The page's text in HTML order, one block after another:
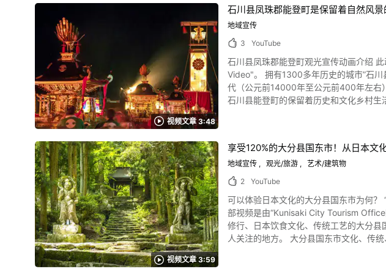
下妻市的热闹活动 照片：大宝八幡宫 视频1:42起可观看到在茨城县下妻市大宝八幡宫9月举办的Tabanka祭（松明祭），其作为奇祭也是非常受瞩目
的人气火祭。 大宝八幡宫配合初夏的紫阳花祭，还会举办
市烟花大会和立春前一天撒豆子等这些
城县下妻市的极品美食。 要是前往下妻市观光旅行的话，可去公路休息站下妻购买蔬菜、海鲜和当地产啤酒，还可品尝名物纳豆和梨子等。 午餐时
间来一碗当地的拉面也能成为美好的回忆呢。 茨城县下妻市的PR视频介绍总结 茨城县下妻市因根据大紫蛱蝶而创作出的轻
“Simonchan”而备受瞩目，是很有魅力的地区。 这里还有以永旺商场为主的购物景点，为观光游客和当地客人带来方便。 浏览
果对茨城县下妻市感兴趣，就请前来观光旅行吧。 【官方网站】下妻市 市役所网站 https://www-city-
视频文章 3:48
石川县凤珠郡能登町是保留着自然风
地域宣传
3
YouTube
石川县凤珠郡能登町观光宣传动画介绍
Video"。 拥有1300多年历史的城市”石
代（公元前14000年至公元前400年左右）。 历
石川县能登町的保留着历史和文化乡村生活。 日本引以为豪的世界农业遗产，能登〜轮岛的景点 照片：石川县・白米千枚田 石川县能登
Okunoto Toroko铁路"诺托罗"是一条从恋路站到宗玄隧道的约350米长
到珠洲方向约4公里的路段，有一条"丹参之道"，
岸，有一个”幸福锺”，传说当情侣们敲响时，幸福就会到来
盛大的祭典活动，有大旗和五色的旗组成，悬挂着
节"等，抬着神轿和巨型灯笼在城里游行，晚上则在灯笼的正上方燃放烟火。
把神轿摔到地上，再扔进河里，让神明净化它。 此外，石川县能登町还有”恋路火祭り””にわか祭り””白丸曳山祭”和”柳田大祭”
介绍石川县野登町的其他观光景点 照片：轮岛・朝市 石川县野登町还有许多的观光景点。 位于标高543.6米澳能登的第二高峰”钵伏山”有着珍贵丰
视频文章 3:59
享受120%的大分县国东市！从日本文
地域宣传 观光/旅游
艺术/建筑物
2
YouTube
可以体验日本文化的大分县国东市为何
部视频是由“Kunisaki City Tourism
修行、日本饮食文化、传统工艺的大分县国东市有什么样的魅力。 由于可以体验各种各样的
人关注的地方。 大分县国东市文化、传统、自然并存的魅力，请透过这部视频细细品味。 在大分县国东市可以体验到的日本传统文化 照片：国东半